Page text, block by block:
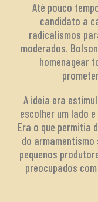
Até pouco
candidato a
radicalismos
moderados.
homenagear
A ideia era
escolher um lado
Era o que permitia
do
pequenos
preocupados